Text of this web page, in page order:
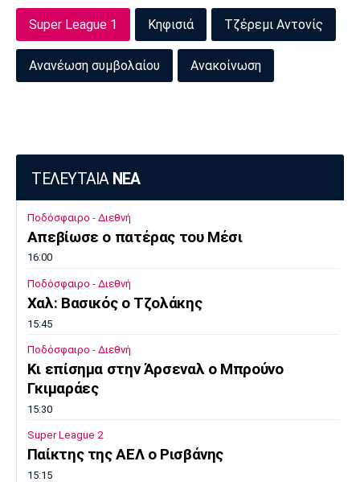
Πόρτο Μπενφίκα
Super League 1 Κηφισιά Τζέρεμι Αντονίς
Ανανέωση συμβολαίου Ανακοίνωση
ΤΕΛΕΥΤΑΙΑ ΝΕΑ
Ποδόσφαιρο - Διεθνή
Απεβίωσε ο πατέρας του Μέσι
16:00
Ποδόσφαιρο - Διεθνή
Χαλ: Βασικός ο Τζολάκης
15:45
Ποδόσφαιρο - Διεθνή
Κι επίσημα στην Άρσεναλ ο Μπρούνο
Γκιμαράες
15:30
Super League 2
Παίκτης της ΑΕΛ ο Ρισβάνης
15:15